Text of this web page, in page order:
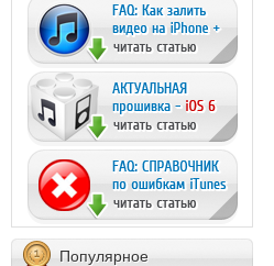
Популярное